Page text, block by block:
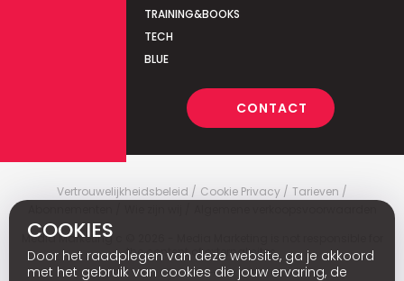
TRAINING&BOOKS
TECH
BLUE
CONTACT
Vertrouwelijkheidsbeleid Cookie Privacy
Tarieven
Media Marketing
the content of external sites.
COOKIES
Door het raadplegen van deze website, ga je akkoord
met het gebruik van cookies die jouw ervaring, de